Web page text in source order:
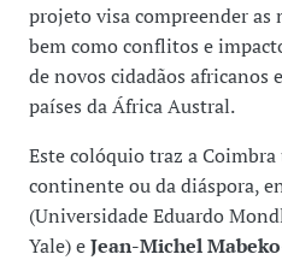
projeto visa compreender
bem como conflitos e
de novos cidadãos africanos
países da África Austral.
Este colóquio traz a
continente ou da diáspora,
(Universidade Eduardo
Yale) eJean-Michel